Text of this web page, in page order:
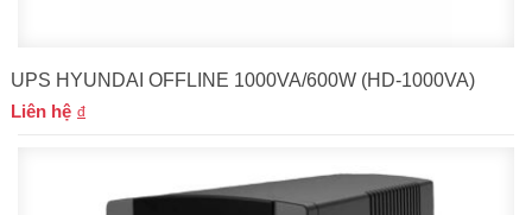
UPS HYUNDAI OFFLINE 1000VA/600W (HD-1000VA)
Liên hệ